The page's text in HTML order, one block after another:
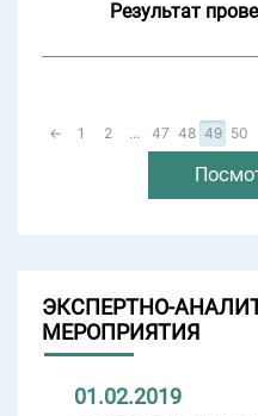
Результат
← 1 2 ... 47 48 49 50
ЭКСПЕРТНО-
МЕРОПРИЯТИЯ
01.02.2019